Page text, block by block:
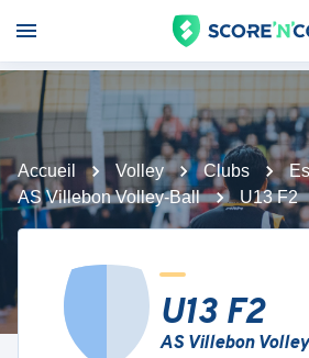
Accueil Volley Clubs
AS Villebon Volley-Ball
U13 F2
U13 F2
AS Villebon